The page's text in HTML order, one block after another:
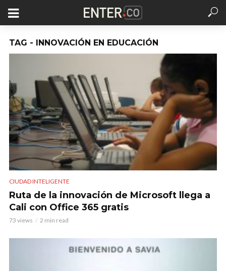
TAG - INNOVACIÓN EN EDUCACIÓN
CIUDAD INTELIGENTE
Ruta de la innovación de Microsoft llega a
Cali con Office 365 gratis
73 views 2 min read